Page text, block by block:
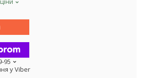
95
у Viber